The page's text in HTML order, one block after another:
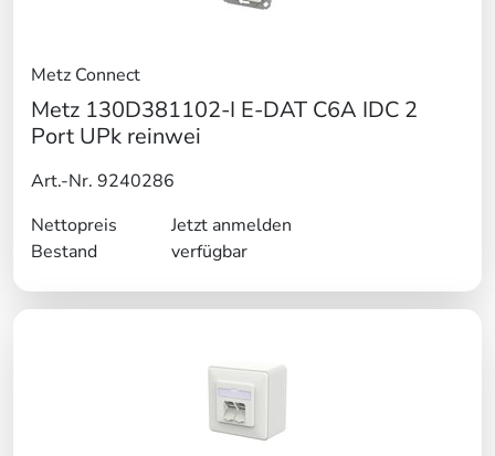
Metz Connect
Metz 130D381102-I E-DAT C6A IDC 2
Port UPk reinwei
Art.-Nr. 9240286
Nettopreis
Jetzt anmelden
Bestand
verfügbar